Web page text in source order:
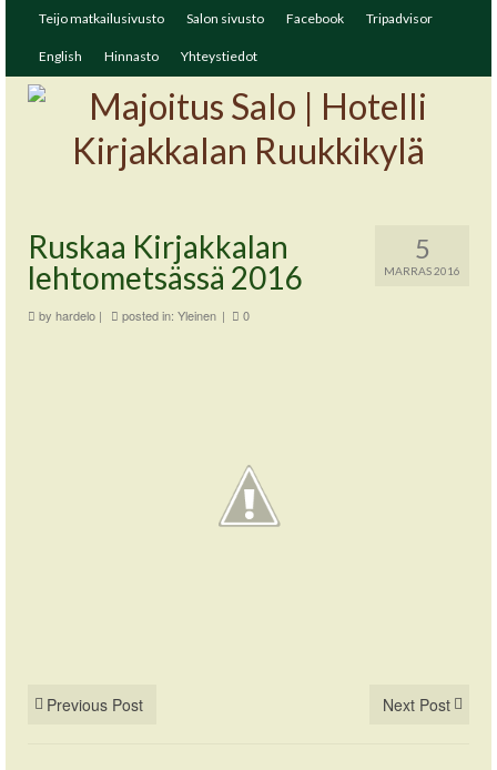
Teijo matkailusivusto Salon sivusto Facebook Tripadvisor
English Hinnasto Yhteystiedot
5
MARRAS 2016
Ruskaa Kirjakkalan
lehtometsässä 2016
by hardelo | posted in: Yleinen | 0
Previous Post Next Post